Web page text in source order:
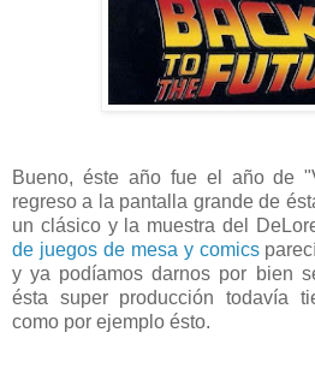
Bueno, éste año fue el año de
regreso a la pantalla grande de
un clásico y la muestra del
de juegos de mesa y comics
y ya podíamos darnos por bien
ésta super producción todavía
como por ejemplo ésto.